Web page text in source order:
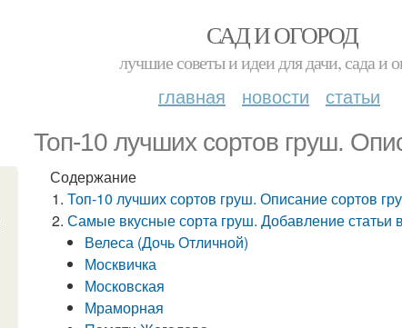
САД И ОГОРОД
лучшие советы и идеи для дачи, сада и
главная новости статьи
Топ-10 лучших сортов груш.
Содержание
Топ-10 лучших сортов груш. Описание сортов
Самые вкусные сорта груш. Добавление статьи
Велеса (Дочь Отличной)
Москвичка
Московская
Мраморная